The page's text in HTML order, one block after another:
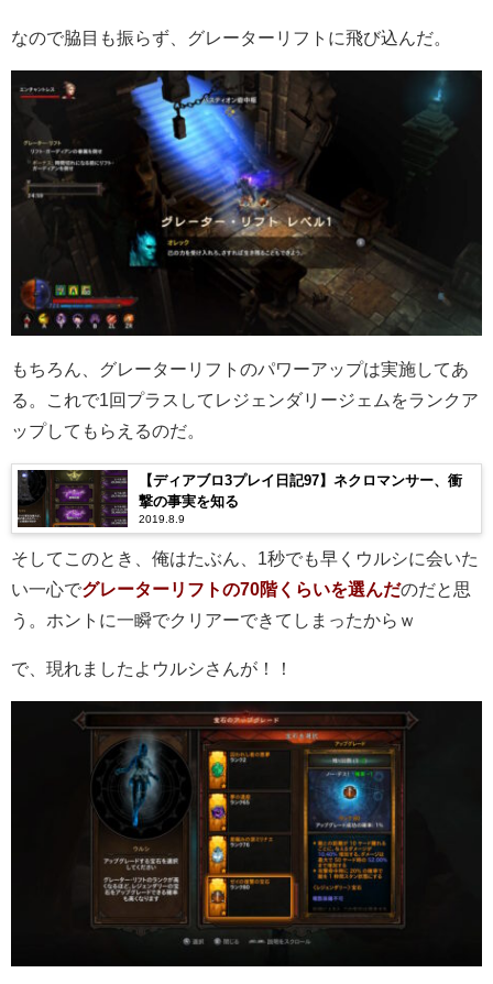
なので脇目も振らず、グレーターリフトに飛び込んだ。
もちろん、グレーターリフトのパワーアップは実施してあ
る。これで1回プラスしてレジェンダリージェムをランクア
ップしてもらえるのだ。
【ディアブロ3プレイ日記97】ネクロマンサー、衝
撃の事実を知る
2019.8.9
そしてこのとき、俺はたぶん、1秒でも早くウルシに会いた
い一心でグレーターリフトの70階くらいを選んだのだと思
う。ホントに一瞬でクリアーできてしまったからｗ
で、現れましたよウルシさんが！！